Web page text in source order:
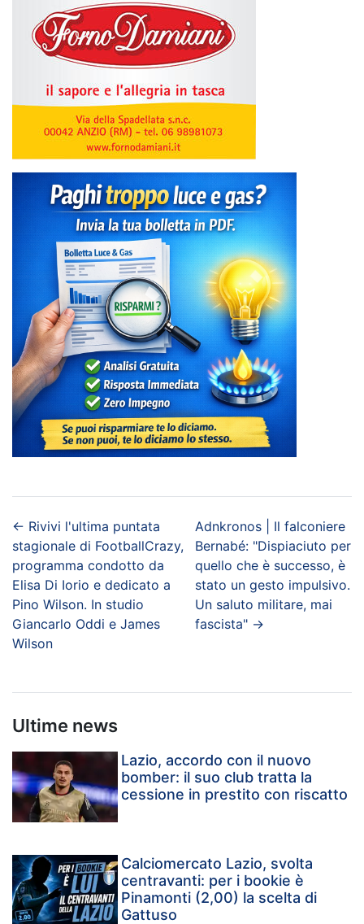
← Rivivi l'ultima puntata
stagionale di FootballCrazy,
programma condotto da
Elisa Di Iorio e dedicato a
Pino Wilson. In studio
Giancarlo Oddi e James
Wilson
Adnkronos | Il falconiere
Bernabé: "Dispiaciuto per
quello che è successo, è
stato un gesto impulsivo.
Un saluto militare, mai
fascista"→
Ultime news
Lazio, accordo con il nuovo
bomber: il suo club tratta la
cessione in prestito con riscatto
Calciomercato Lazio, svolta
centravanti: per i bookie è
Pinamonti (2,00) la scelta di
Gattuso